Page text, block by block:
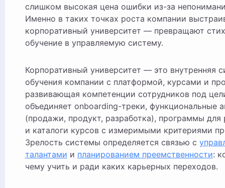
слишком высокая цена ошибки из-за
Именно в таких точках роста компании
корпоративный университет — превращают
обучение в управляемую систему.
Корпоративный университет — это внутренняя
обучения компании с платформой, курсами и
развивающая компетенции сотрудников под
объединяет onboarding-треки, функциональные
(продажи, продукт, разработка), программы для
и каталоги курсов с измеримыми критериями
Зрелость системы определяется связью с
талантами и планированием преемственности:
чему учить и ради каких карьерных переходов.